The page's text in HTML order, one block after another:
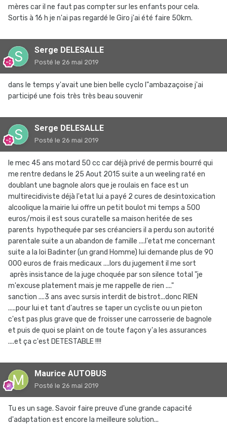
mères car il ne faut pas compter sur les enfants pour cela.
Sortis à 16 h je n'ai pas regardé le Giro j'ai été faire 50km.
Serge DELESALLE
Posté le 26 mai 2019
dans le temps y'avait une bien belle cyclo l"ambazaçoise j'ai
participé une fois très très beau souvenir
Serge DELESALLE
Posté le 26 mai 2019
le mec 45 ans motard 50 cc car déjà privé de permis bourré qui
me rentre dedans le 25 Aout 2015 suite a un weeling raté en
doublant une bagnole alors que je roulais en face est un
multirecidiviste déjà l'etat lui a payé 2 cures de desintoxication
alcoolique la mairie lui offre un petit boulot mi temps a 5OO
euros/mois il est sous curatelle sa maison heritée de ses
parents hypothequée par ses créanciers il a perdu son autorité
parentale suite a un abandon de famille ....l'etat me concernant
suite a la loi Badinter (un grand Homme) lui demande plus de 90
000 euros de frais medicaux ....lors du jugement il me sort
après insistance de la juge choquée par son silence total "je
m'excuse platement mais je me rappelle de rien ...."
sanction ....3 ans avec sursis interdit de bistrot...donc RIEN
.....pour lui et tant d'autres se taper un cycliste ou un pieton
c'est pas plus grave que de froisser une carrosserie de bagnole
et puis de quoi se plaint on de toute façon y'a les assurances
....et ça c'est DETESTABLE !!!!
Maurice AUTOBUS
Posté le 26 mai 2019
Tu es un sage. Savoir faire preuve d'une grande capacité
d'adaptation est encore la meilleure solution...